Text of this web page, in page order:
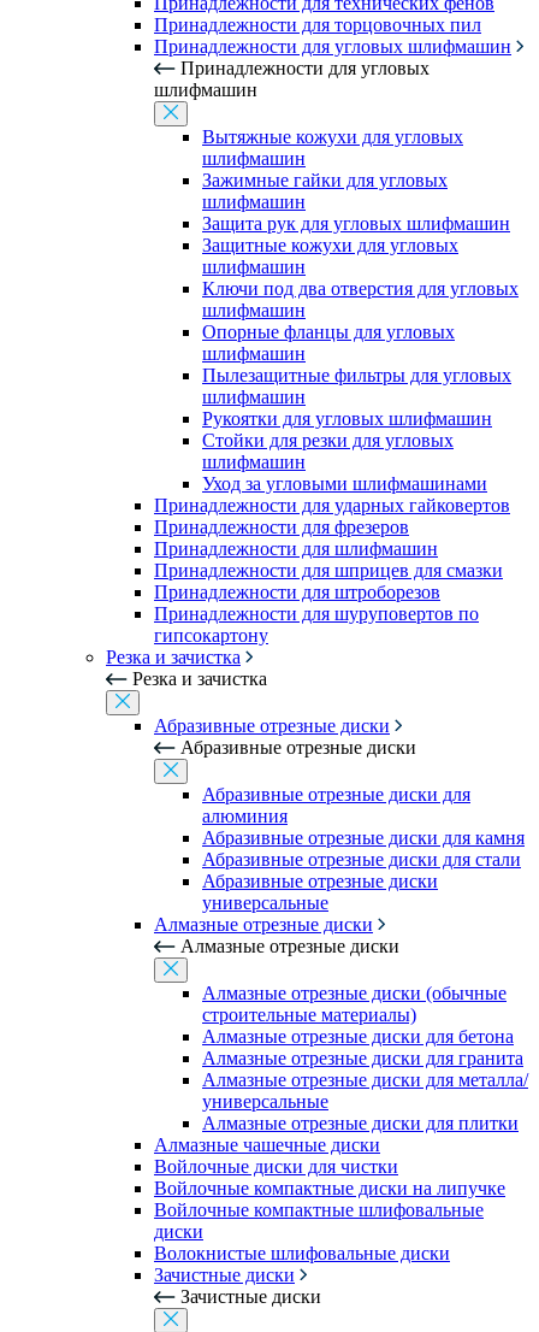
Принадлежности для торцовочных пил
Принадлежности для угловых шлифмашин
Принадлежности для угловых
шлифмашин
Вытяжные кожухи для угловых
шлифмашин
Зажимные гайки для угловых
шлифмашин
Защита рук для угловых шлифмашин
Защитные кожухи для угловых
шлифмашин
Ключи под два отверстия для угловых
шлифмашин
Опорные фланцы для угловых
шлифмашин
Пылезащитные фильтры для угловых
шлифмашин
Рукоятки для угловых шлифмашин
Стойки для резки для угловых
шлифмашин
Уход за угловыми шлифмашинами
Принадлежности для ударных гайковертов
Принадлежности для фрезеров
Принадлежности для шлифмашин
Принадлежности для шприцев для смазки
Принадлежности для штроборезов
Принадлежности для шуруповертов по
гипсокартону
Резка и зачистка
Резка и зачистка
Абразивные отрезные диски
Абразивные отрезные диски
Абразивные отрезные диски для
алюминия
Абразивные отрезные диски для камня
Абразивные отрезные диски для стали
Абразивные отрезные диски
универсальные
Алмазные отрезные диски
Алмазные отрезные диски
Алмазные отрезные диски (обычные
строительные материалы)
Алмазные отрезные диски для бетона
Алмазные отрезные диски для гранита
Алмазные отрезные диски для металла/
универсальные
Алмазные отрезные диски для плитки
Алмазные чашечные диски
Войлочные диски для чистки
Войлочные компактные диски на липучке
Войлочные компактные шлифовальные
диски
Волокнистые шлифовальные диски
Зачистные диски
Зачистные диски